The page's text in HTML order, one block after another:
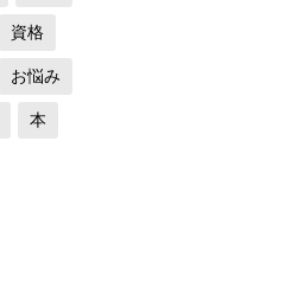
資格
お悩み
本